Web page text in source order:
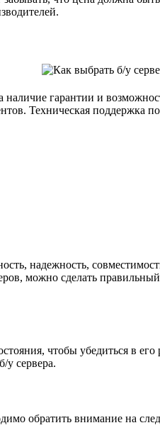
наличие гарантии и
Техническая
надежность,
можно сделать
чтобы убедиться в
у сервера.
обратить внимание на